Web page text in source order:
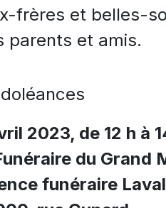
frères et belles-
parents et amis.
2023, de 12 h à
du Grand
funéraire Laval